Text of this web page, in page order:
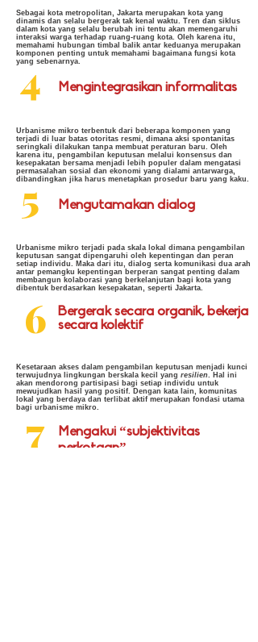
4
Sebagai kota metropolitan, Jakarta merupakan kota yang
dinamis dan selalu bergerak tak kenal waktu. Tren dan siklus
dalam kota yang selalu berubah ini tentu akan memengaruhi
interaksi warga terhadap ruang-ruang kota. Oleh karena itu,
memahami hubungan timbal balik antar keduanya merupakan
komponen penting untuk memahami bagaimana fungsi kota
yang sebenarnya.
Mengintegrasikan informalitas
Urbanisme mikro terbentuk dari beberapa komponen yang
terjadi di luar batas otoritas resmi, dimana aksi spontanitas
seringkali dilakukan tanpa membuat peraturan baru. Oleh
karena itu, pengambilan keputusan melalui konsensus dan
kesepakatan bersama menjadi lebih populer dalam mengatasi
permasalahan sosial dan ekonomi yang dialami antarwarga,
dibandingkan jika harus menetapkan prosedur baru yang kaku.
5 Mengutamakan dialog
Urbanisme mikro terjadi pada skala lokal dimana pengambilan
keputusan sangat dipengaruhi oleh kepentingan dan peran
setiap individu. Maka dari itu, dialog serta komunikasi dua arah
antar pemangku kepentingan berperan sangat penting dalam
membangun kolaborasi yang berkelanjutan bagi kota yang
dibentuk berdasarkan kesepakatan, seperti Jakarta.
6
Bergerak secara organik, bekerja
secara kolektif
7
Kesetaraan akses dalam pengambilan keputusan menjadi kunci
terwujudnya lingkungan berskala kecil yang resilien. Hal ini
akan mendorong partisipasi bagi setiap individu untuk
mewujudkan hasil yang positif. Dengan kata lain, komunitas
lokal yang berdaya dan terlibat aktif merupakan fondasi utama
bagi urbanisme mikro.
Mengakui “subjektivitas
perkotaan”